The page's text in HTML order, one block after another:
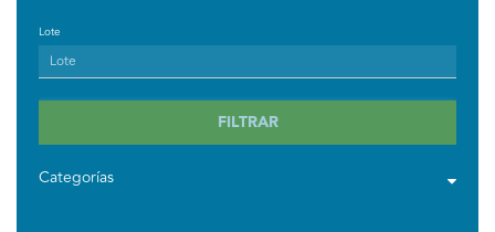
Lote
FILTRAR
Categorías